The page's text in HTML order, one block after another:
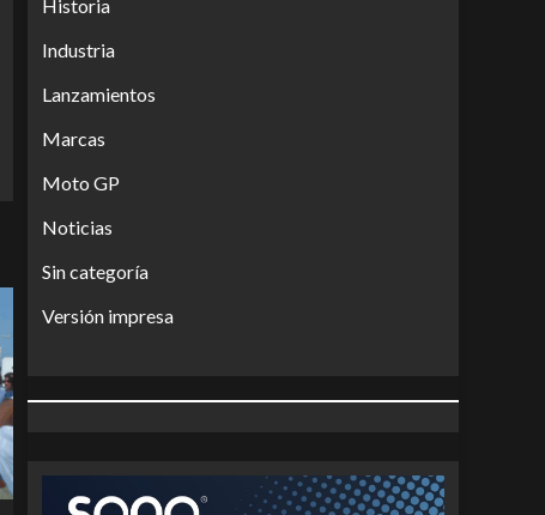
Historia
Industria
Lanzamientos
Marcas
Moto GP
Noticias
Sin categoría
Versión impresa